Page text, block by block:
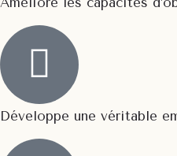
Développe une véritable